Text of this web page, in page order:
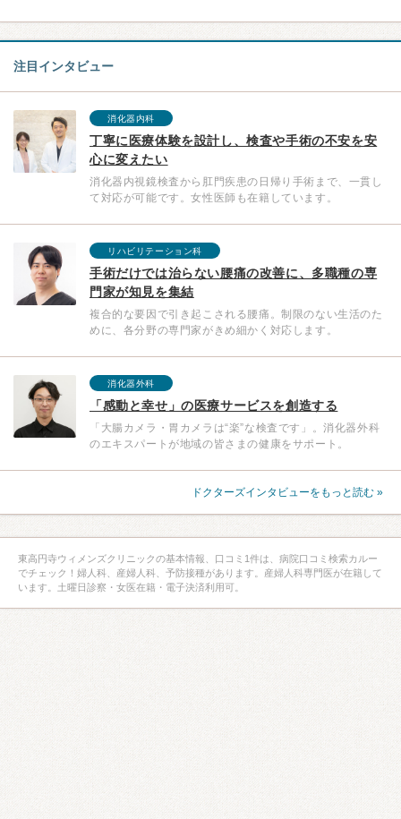
注目インタビュー
消化器内科
丁寧に医療体験を設計し、検査や手術の不安を安
心に変えたい
消化器内視鏡検査から肛門疾患の日帰り手術まで、一貫し
て対応が可能です。女性医師も在籍しています。
リハビリテーション科
手術だけでは治らない腰痛の改善に、多職種の専
門家が知見を集結
複合的な要因で引き起こされる腰痛。制限のない生活のた
めに、各分野の専門家がきめ細かく対応します。
消化器外科
「感動と幸せ」の医療サービスを創造する
「大腸カメラ・胃カメラは“楽”な検査です」。消化器外科
のエキスパートが地域の皆さまの健康をサポート。
ドクターズインタビューをもっと読む »
東高円寺ウィメンズクリニックの基本情報、口コミ1件は、病院口コミ検索カルー
でチェック！婦人科、産婦人科、予防接種があります。産婦人科専門医が在籍して
います。土曜日診察・女医在籍・電子決済利用可。